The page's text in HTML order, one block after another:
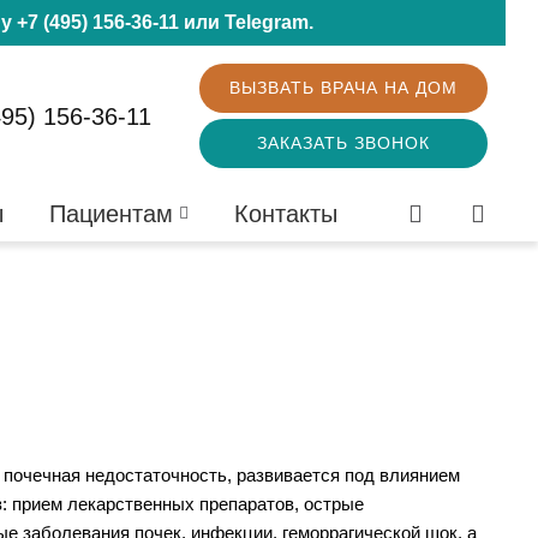
+7 (495) 156-36-11или Telegram.
156-36-11
ВЫЗВАТЬ ВРАЧА НА ДОМ
ЗАКАЗАТЬ ЗВОНОК
Пациентам Контакты
недостаточность, развивается под влиянием
прием лекарственных препаратов, острые
заболевания почек, инфекции, геморрагической шок, а